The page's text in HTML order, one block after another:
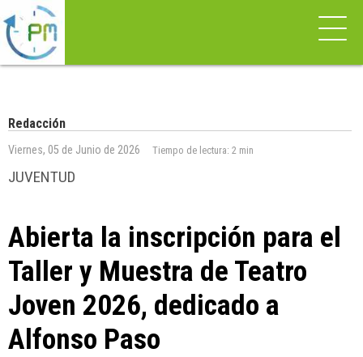
Redacción
Viernes, 05 de Junio de 2026 Tiempo de lectura: 2 min
JUVENTUD
Abierta la inscripción para el
Taller y Muestra de Teatro
Joven 2026, dedicado a
Alfonso Paso